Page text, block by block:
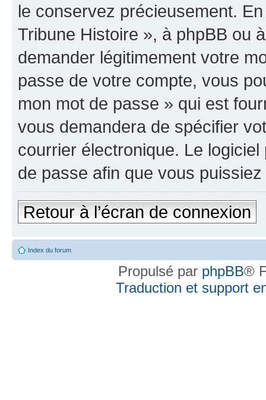
le conservez précieusement.
Tribune Histoire », à phpBB ou
demander légitimement votre
passe de votre compte, vous
mon mot de passe » qui est
vous demandera de spécifier
courrier électronique. Le
de passe afin que vous
Retour à l’écran de connexion
Index du forum
Propulsé par phpBB®
Traduction et support